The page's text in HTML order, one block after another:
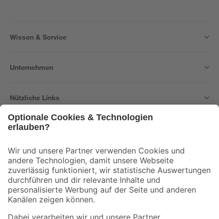
Wissen & Service
Unternehmen
Nützliche Links
Der toom Newsletter: Keine Angebote und Aktionen mehr verpassen!
Zur Newsletter Anmeldung
Folge uns